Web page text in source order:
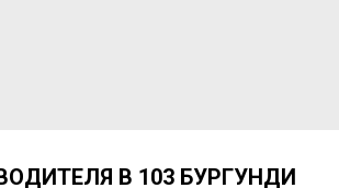
В 103 БУРГУНДИ